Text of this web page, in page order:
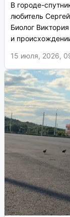
В городе-
любитель
Биолог
и
15 июля, 2026,